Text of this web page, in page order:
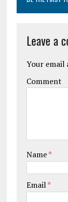
Leave a
Your email
Comment
Name*
Email*